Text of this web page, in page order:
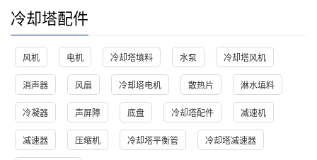
冷却塔配件
风机 电机 冷却塔填料 水泵 冷却塔风机
消声器 风扇 冷却塔电机 散热片 淋水填料
冷凝器 声屏障 底盘 冷却塔配件 减速机
减速器 压缩机 冷却塔平衡管 冷却塔减速器